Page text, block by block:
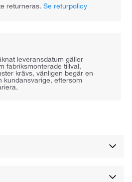
returneras.Se returpolicy
leveransdatum gäller
fabriksmonterade tillval,
krävs, vänligen begär en
kundansvarige, eftersom